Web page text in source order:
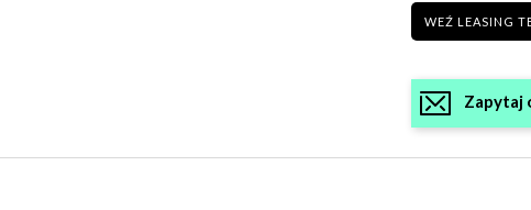
WEŹ LEASING
Zapytaj